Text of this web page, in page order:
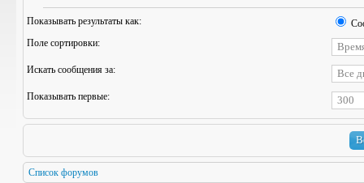
Показывать результаты как:
Поле сортировки:
Искать сообщения за:
Показывать первые:
Список форумов